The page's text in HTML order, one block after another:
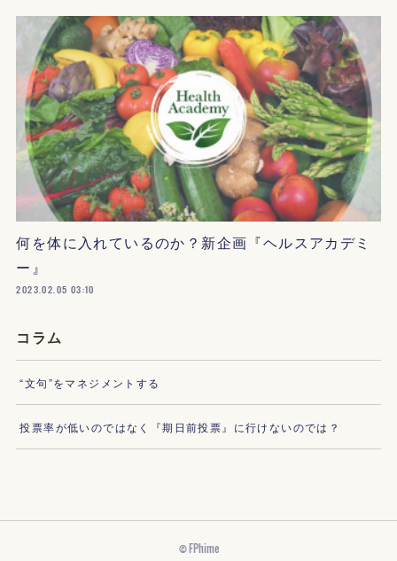
何を体に入れているのか？新企画『ヘルスアカデミ
ー』
2023.02.05 03:10
コラム
“文句”をマネジメントする
投票率が低いのではなく『期日前投票』に行けないのでは？
© FPhime